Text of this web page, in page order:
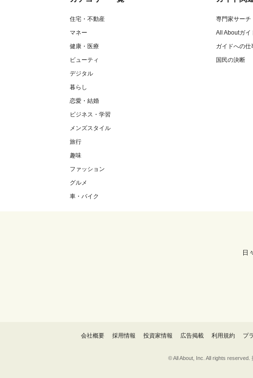
住宅・不動産
マネー
健康・医療
ビューティ
デジタル
暮らし
恋愛・結婚
ビジネス・学習
メンズスタイル
旅行
趣味
ファッション
グルメ
車・バイク
専門家サーチ
All Aboutガイ
ガイドへの
国民の決断
日
会社概要 採用情報 投資家情報 広告掲載 利用規約 プ
© All About, Inc. All rights